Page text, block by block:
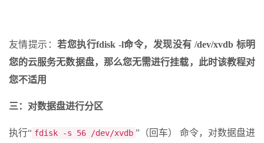
友情提示：若您执行fdisk -l命令，发现没有 /dev/xvdb 标明
您的云服务无数据盘，那么您无需进行挂载，此时该教程对
您不适用
三：对数据盘进行分区
执行“ fdisk -s 56 /dev/xvdb ”（回车） 命令，对数据盘进